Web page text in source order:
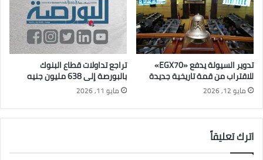
تدوير السيولة يدفع «EGX70»
للاقتراب من قمة تاريخية جديدة
مايو 12, 2026
تراجع تداولات قطاع البنوك
بالبورصة إلى 638 مليون جنيه
مايو 11, 2026
اترك تعليقاً